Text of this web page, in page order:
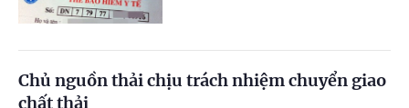
Chủ nguồn thải chịu trách nhiệm chuyển giao
chất thải